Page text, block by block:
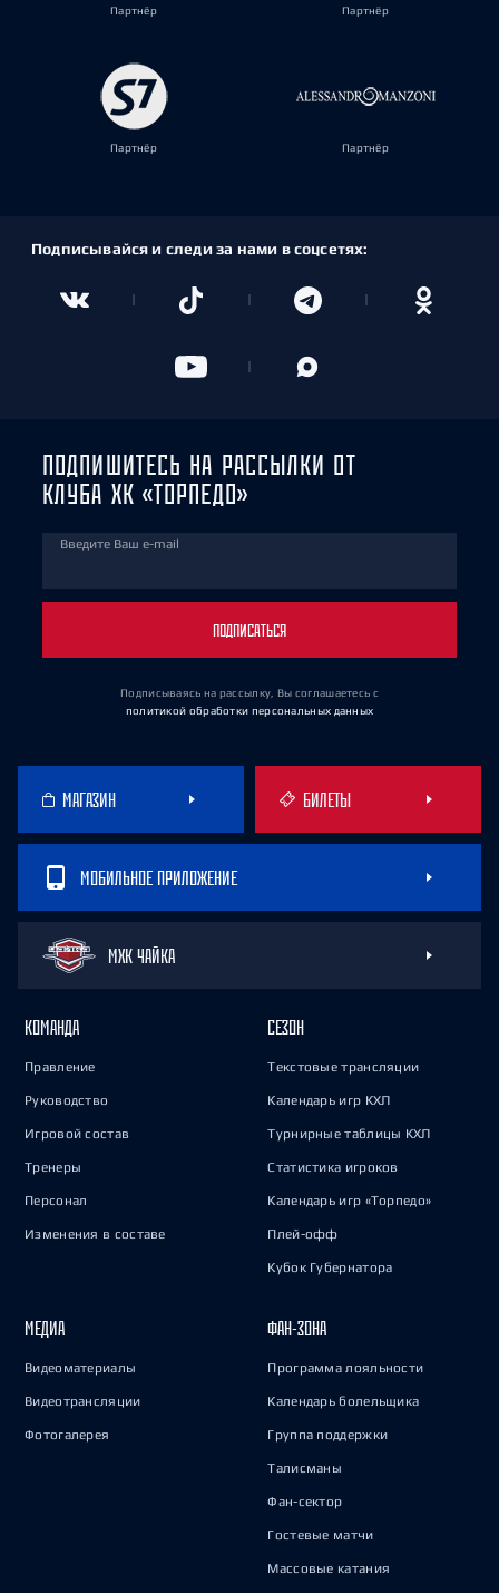
Партнёр Партнёр
Партнёр Партнёр
Подписывайся и следи за нами в соцсетях:
ПОДПИШИТЕСЬ НА РАССЫЛКИ ОТ
КЛУБА ХК «ТОРПЕДО»
Введите Ваш e-mail
ПОДПИСАТЬСЯ
Подписываясь на рассылку, Вы соглашаетесь с
политикой обработки персональных данных
МАГАЗИН БИЛЕТЫ
МОБИЛЬНОЕ ПРИЛОЖЕНИЕ
МХК ЧАЙКА
КОМАНДА
Правление
Руководство
Игровой состав
Тренеры
Персонал
Изменения в составе
СЕЗОН
Текстовые трансляции
Календарь игр КХЛ
Турнирные таблицы КХЛ
Статистика игроков
Календарь игр «Торпедо»
Плей-офф
Кубок Губернатора
МЕДИА
Видеоматериалы
Видеотрансляции
Фотогалерея
ФАН-ЗОНА
Программа лояльности
Календарь болельщика
Группа поддержки
Талисманы
Фан-сектор
Гостевые матчи
Массовые катания